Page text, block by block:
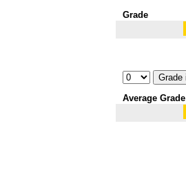
Grade
Average Grade